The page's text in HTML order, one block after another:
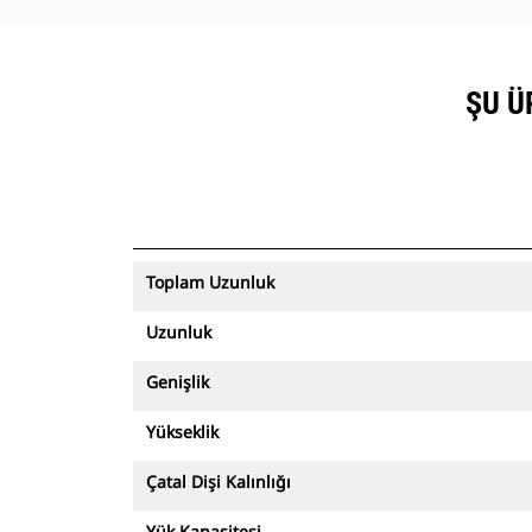
ŞU
Toplam Uzunluk
Uzunluk
Genişlik
Yükseklik
Çatal Dişi Kalınlığı